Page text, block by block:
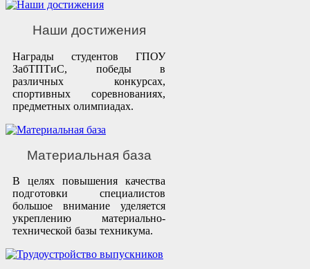
Наши достижения
Награды студентов ГПОУ
ЗабТПТиС, победы в
различных конкурсах,
спортивных соревнованиях,
предметных олимпиадах.
Материальная база
В целях повышения качества
подготовки специалистов
большое внимание уделяется
укреплению материально-
технической базы техникума.